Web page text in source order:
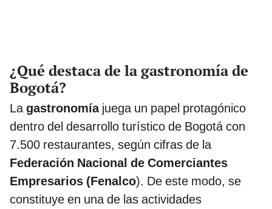
¿Qué destaca de la gastronomía de
Bogotá?
La gastronomíajuega un papel protagónico
dentro del desarrollo turístico de Bogotá con
7.500 restaurantes, según cifras de la
Federación Nacional de Comerciantes
Empresarios (Fenalco). De este modo, se
constituye en una de las actividades